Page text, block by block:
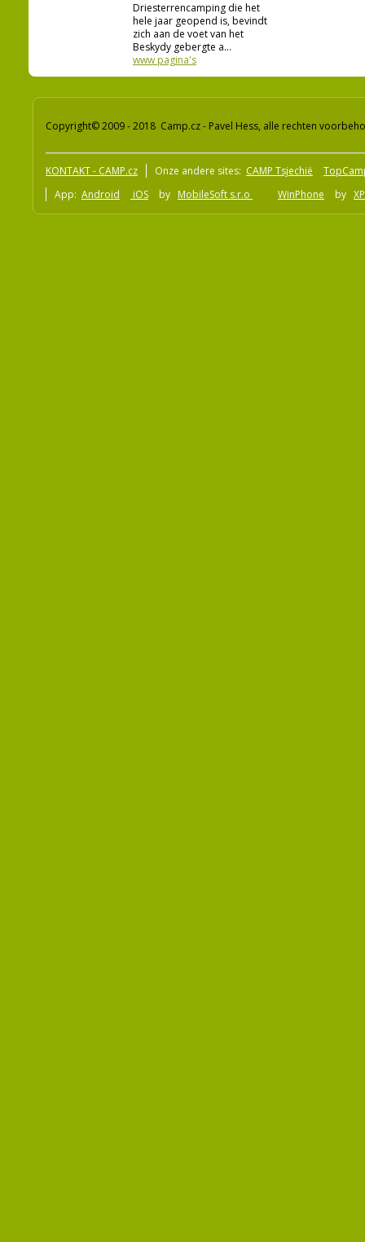
Driesterrencamping die het
hele jaar geopend is, bevindt
zich aan de voet van het
Beskydy gebergte a...
www pagina's
Copyright© 2009 - 2018 Camp.cz - Pavel Hess, alle rechten
KONTAKT - CAMP.cz Onze andere sites: CAMP Tsjechië
App: Android iOS by MobileSoft s.r.o WinPhone by